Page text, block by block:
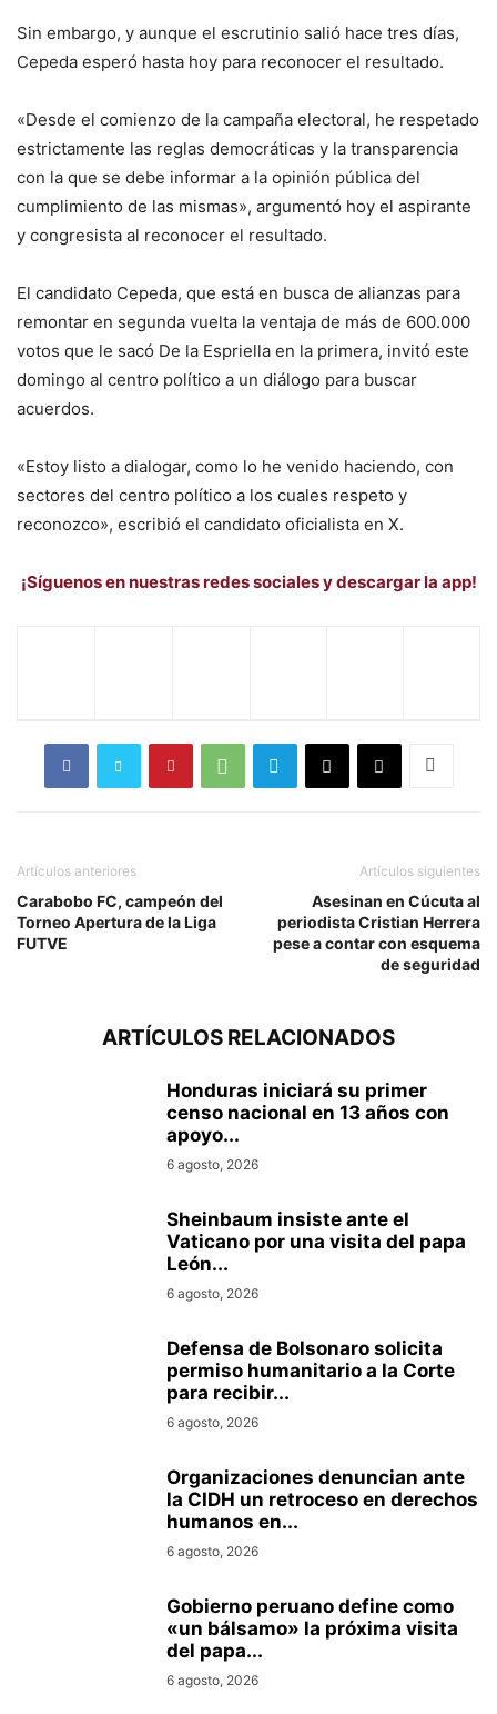
Sin embargo, y aunque el escrutinio salió hace tres días,
Cepeda esperó hasta hoy para reconocer el resultado.
«Desde el comienzo de la campaña electoral, he respetado
estrictamente las reglas democráticas y la transparencia
con la que se debe informar a la opinión pública del
cumplimiento de las mismas», argumentó hoy el aspirante
y congresista al reconocer el resultado.
El candidato Cepeda, que está en busca de alianzas para
remontar en segunda vuelta la ventaja de más de 600.000
votos que le sacó De la Espriella en la primera, invitó este
domingo al centro político a un diálogo para buscar
acuerdos.
«Estoy listo a dialogar, como lo he venido haciendo, con
sectores del centro político a los cuales respeto y
reconozco», escribió el candidato oficialista en X.
¡Síguenos en nuestras redes sociales y descargar la app!
Artículos anteriores
Carabobo FC, campeón del
Torneo Apertura de la Liga
FUTVE
Artículos siguientes
Asesinan en Cúcuta al
periodista Cristian Herrera
pese a contar con esquema
de seguridad
ARTÍCULOS RELACIONADOS
Honduras iniciará su primer
censo nacional en 13 años con
apoyo...
6 agosto, 2026
Sheinbaum insiste ante el
Vaticano por una visita del papa
León...
6 agosto, 2026
Defensa de Bolsonaro solicita
permiso humanitario a la Corte
para recibir...
6 agosto, 2026
Organizaciones denuncian ante
la CIDH un retroceso en derechos
humanos en...
6 agosto, 2026
Gobierno peruano define como
«un bálsamo» la próxima visita
del papa...
6 agosto, 2026